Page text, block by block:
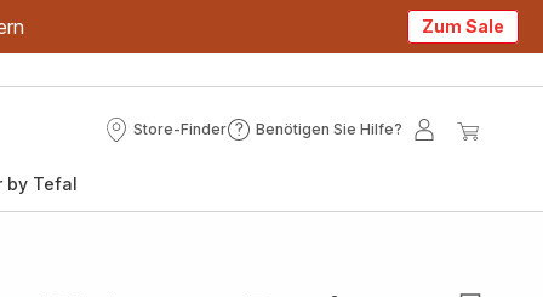
Zum Sale
Store-Finder
Store-
Benötigen Sie Hilfe?
Benötigen
Mein
by Tefal